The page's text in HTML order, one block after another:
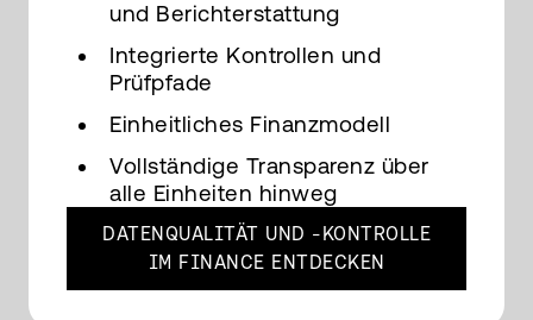
und Berichterstattung
Integrierte Kontrollen und
Prüfpfade
Einheitliches Finanzmodell
Vollständige Transparenz über
alle Einheiten hinweg
DATENQUALITÄT UND -KONTROLLE
IM FINANCE ENTDECKEN